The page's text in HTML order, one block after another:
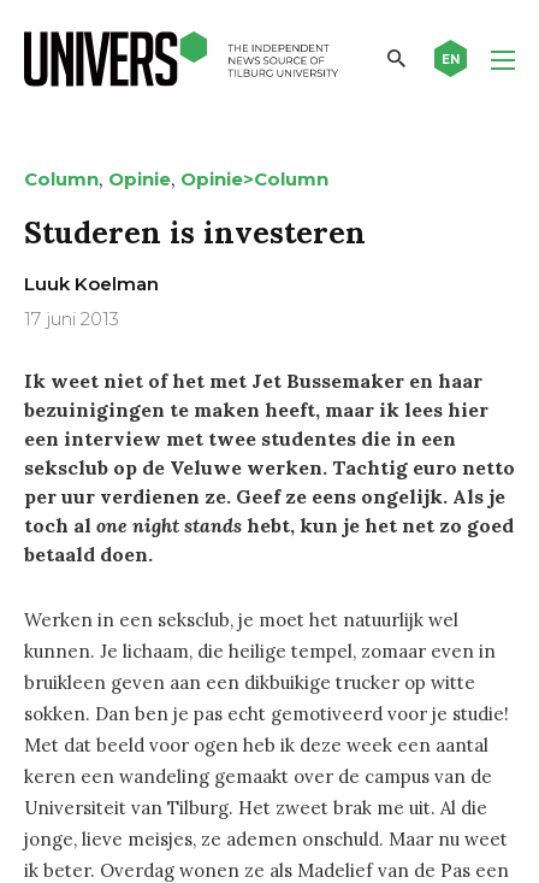
EN
Column, Opinie, Opinie>Column
Studeren is investeren
Luuk Koelman
17 juni 2013
Ik weet niet of het met Jet Bussemaker en haar
bezuinigingen te maken heeft, maar ik lees hier
een interview met twee studentes die in een
seksclub op de Veluwe werken. Tachtig euro netto
per uur verdienen ze. Geef ze eens ongelijk. Als je
toch al one night stands hebt, kun je het net zo goed
betaald doen.
Werken in een seksclub, je moet het natuurlijk wel
kunnen. Je lichaam, die heilige tempel, zomaar even in
bruikleen geven aan een dikbuikige trucker op witte
sokken. Dan ben je pas echt gemotiveerd voor je studie!
Met dat beeld voor ogen heb ik deze week een aantal
keren een wandeling gemaakt over de campus van de
Universiteit van Tilburg. Het zweet brak me uit. Al die
jonge, lieve meisjes, ze ademen onschuld. Maar nu weet
ik beter. Overdag wonen ze als Madelief van de Pas een